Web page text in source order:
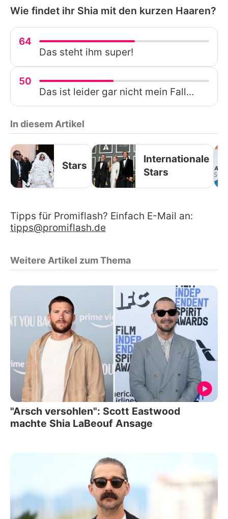
Wie findet ihr Shia mit den kurzen Haaren?
64
Das steht ihm super!
50
Das ist leider gar nicht mein Fall...
In diesem Artikel
Stars
Internationale
Stars
Tipps für Promiflash? Einfach E-Mail an:
tipps@promiflash.de
Weitere Artikel zum Thema
"Arsch versohlen": Scott Eastwood
machte Shia LaBeouf Ansage